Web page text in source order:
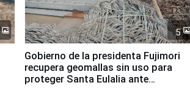
5
Gobierno de la presidenta Fujimori
recupera geomallas sin uso para
proteger Santa Eulalia ante